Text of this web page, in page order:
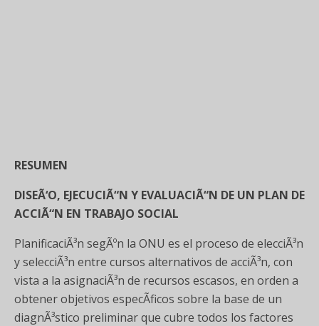
RESUMEN
DISEÃ‘O, EJECUCIÃ“N Y EVALUACIÃ“N DE UN PLAN DE
ACCIÃ“N EN TRABAJO SOCIAL
PlanificaciÃ³n segÃºn la ONU es el proceso de elecciÃ³n
y selecciÃ³n entre cursos alternativos de acciÃ³n, con
vista a la asignaciÃ³n de recursos escasos, en orden a
obtener objetivos especÃ­ficos sobre la base de un
diagnÃ³stico preliminar que cubre todos los factores